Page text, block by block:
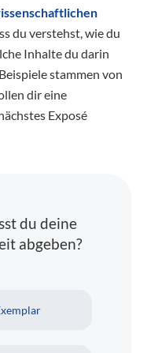
du verstehst, wie du
Inhalte du darin
stammen von
dir eine
Exposé
du deine
abgeben?